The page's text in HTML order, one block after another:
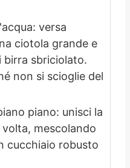
versa
ciotola grande e
birra sbriciolato.
non si scioglie del
piano: unisci la
mescolando
cucchiaio robusto